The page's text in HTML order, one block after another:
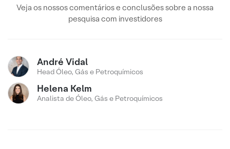
Veja os nossos comentários e conclusões sobre a nossa
pesquisa com investidores
André Vidal
Head Óleo, Gás e Petroquímicos
Helena Kelm
Analista de Óleo, Gás e Petroquímicos